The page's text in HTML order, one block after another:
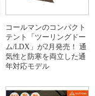
コールマンのコンパクト
テント「ツーリングドー
ム/LDX」が2月発売！ 通
気性と防寒を両立した通
年対応モデル